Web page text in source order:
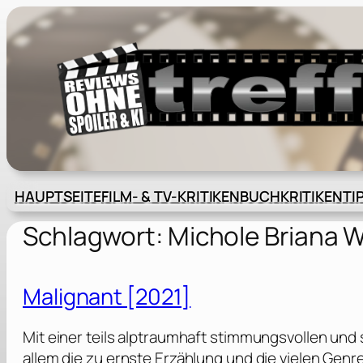
Zum
Inhalt
springen
HAUPTSEITEFILM- & TV-KRITIKENBUCHKRITIKEN
Schlagwort: Michole Briana
Malignant [2021]
Mit einer teils alptraumhaft stimmungsvollen
allem die zu ernste Erzählung und die vielen